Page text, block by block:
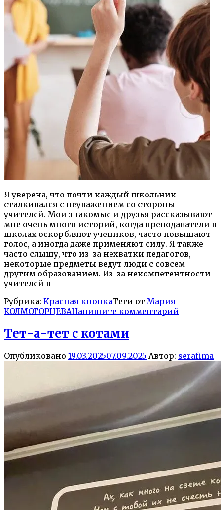
Я уверена, что почти каждый школьник
сталкивался с неуважением со стороны
учителей. Мои знакомые и друзья рассказывают
мне очень много историй, когда преподаватели в
школах оскорбляют учеников, часто повышают
голос, а иногда даже применяют силу. Я также
часто слышу, что из-за нехватки педагогов,
некоторые предметы ведут люди с совсем
другим образованием. Из-за некомпетентности
учителей в
Рубрика: Красная кнопкаТеги от Мария
КОЛМОГОРЦЕВАНапишите комментарий
Тет-а-тет с котами
Опубликовано 19.03.202507.09.2025 Автор: serafima